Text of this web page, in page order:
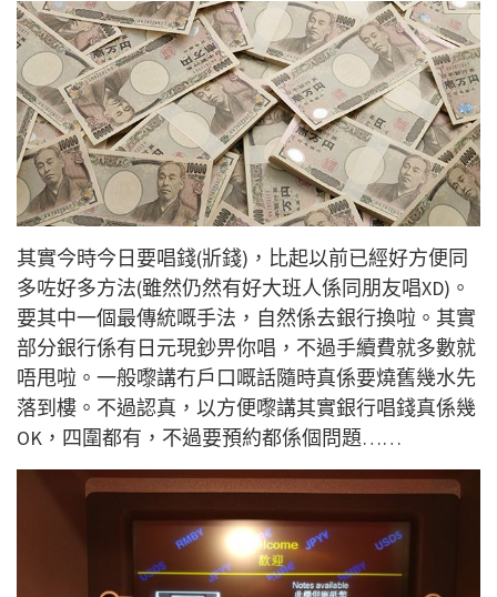
其實今時今日要唱錢(斨錢)，比起以前已經好方便同
多咗好多方法(雖然仍然有好大班人係同朋友唱XD)。
要其中一個最傳統嘅手法，自然係去銀行換啦。其實
部分銀行係有日元現鈔畀你唱，不過手續費就多數就
唔甩啦。一般嚟講冇戶口嘅話隨時真係要燒舊幾水先
落到樓。不過認真，以方便嚟講其實銀行唱錢真係幾
OK，四圍都有，不過要預約都係個問題……